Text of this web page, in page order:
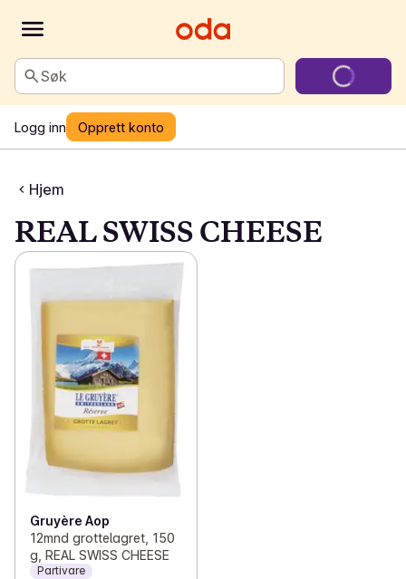
Søk
Logg inn Opprett konto
Hjem
REAL SWISS CHEESE
Gruyère Aop
12mnd grottelagret, 150
g, REAL SWISS CHEESE
Partivare